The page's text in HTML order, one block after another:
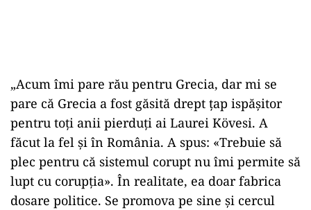
„Acum îmi pare rău pentru Grecia, dar mi se
pare că Grecia a fost găsită drept țap ispășitor
pentru toți anii pierduți ai Laurei Kövesi. A
făcut la fel și în România. A spus: «Trebuie să
plec pentru că sistemul corupt nu îmi permite să
lupt cu corupția». În realitate, ea doar fabrica
dosare politice. Se promova pe sine și cercul